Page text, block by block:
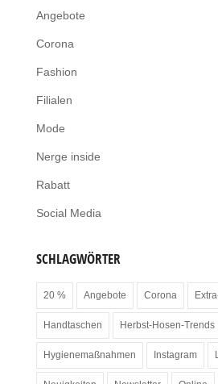
Angebote
Corona
Fashion
Filialen
Mode
Nerge inside
Rabatt
Social Media
SCHLAGWÖRTER
20 % Angebote Corona
Handtaschen Herbst-Hosen-Trends
Hygienemaßnahmen Instagram